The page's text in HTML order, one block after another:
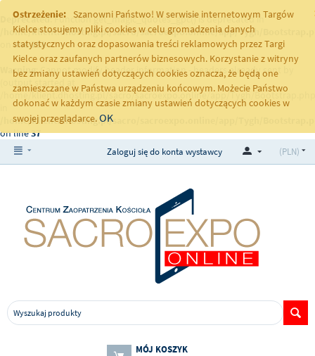
Deprecated: Function get_magic_quotes_gpc() is deprecated in
/home/klient.dhosting.pl/sacro/sacroexpo.online/app/Tygh/
on line251
Warning: Cannot modify header information - headers already sent by
(output started at
/home/klient.dhosting.pl/sacro/sacroexpo.online/app/Tygh/
/home/klient.dhosting.pl/sacro/sacroexpo.online/app/Tygh/
on line37
Ostrzeżenie:
Szanowni Państwo! W serwisie internetowym Targów
Kielce stosujemy pliki cookies w celu gromadzenia danych
statystycznych oraz dopasowania treści reklamowych przez Targi
Kielce oraz zaufanych partnerów biznesowych. Korzystanie z witryny
bez zmiany ustawień dotyczących cookies oznacza, że będą one
zamieszczane w Państwa urządzeniu końcowym. Możecie Państwo
dokonać w każdym czasie zmiany ustawień dotyczących cookies w
swojej przeglądarce.OK
(PLN)
Zaloguj się do konta wystawcy
MÓJ KOSZYK